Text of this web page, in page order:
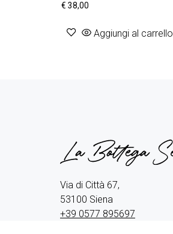
€ 38,00
Aggiungi al carrello
Via di Città 67,
+39 0577 895697